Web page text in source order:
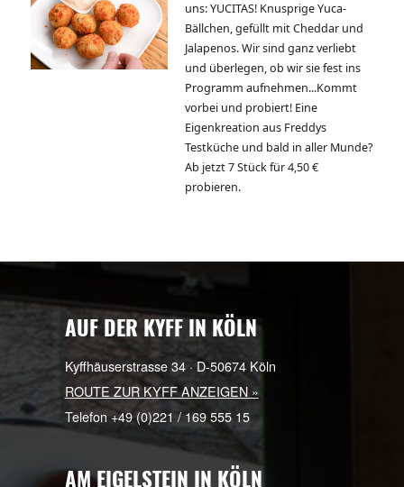
Lust auf was Neues? Ab jetzt bei
uns: YUCITAS! Knusprige Yuca-
Bällchen, gefüllt mit Cheddar und
Jalapenos. Wir sind ganz verliebt
und überlegen, ob wir sie fest ins
Programm aufnehmen...Kommt
vorbei und probiert! Eine
Eigenkreation aus Freddys
AUF DER KYFF IN KÖLN
Kyffhäuserstrasse 34 · D-50674 Köln
ROUTE ZUR KYFF ANZEIGEN »